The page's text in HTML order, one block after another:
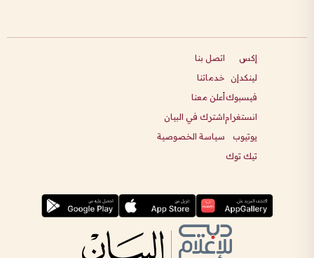
إكس
لينكدإن
فيسبوك
انستغرام
يوتيوب
تيك توك
اتصل بنا
خدماتنا
أعلن معنا
اشترك في البيان
سياسة الخصوصية